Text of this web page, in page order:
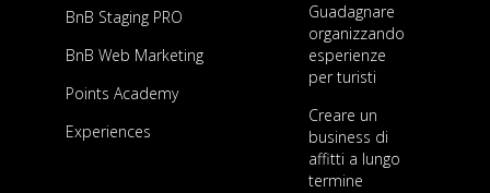
BnB Staging PRO
BnB Web Marketing
Points Academy
Experiences
Guadagnare
organizzando
esperienze
per turisti
Creare un
business di
affitti a lungo
termine